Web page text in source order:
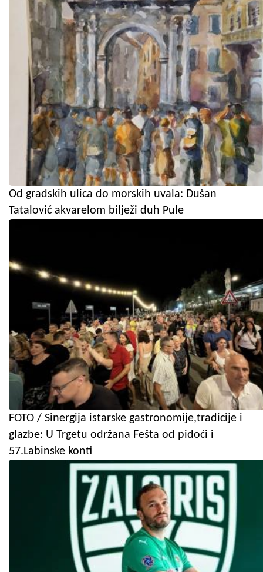
Od gradskih ulica do morskih uvala: Dušan
Tatalović akvarelom bilježi duh Pule
FOTO / Sinergija istarske gastronomije,tradicije i
glazbe: U Trgetu održana Fešta od pidoći i
57.Labinske konti